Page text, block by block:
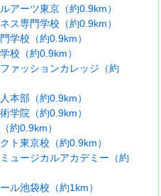
アーツ東京（約0.9km）
ス専門学校（約0.9km）
学校（約0.9km）
校（約0.9km）
ァッションカレッジ（約
本部（約0.9km）
学院（約0.9km）
約0.9km）
ト東京校（約0.9km）
ュージカルアカデミー（約
ル池袋校（約1km）